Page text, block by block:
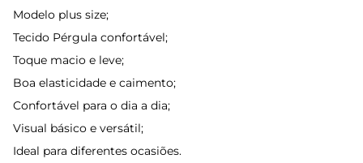
Modelo plus size;
Tecido Pérgula confortável;
Toque macio e leve;
Boa elasticidade e caimento;
Confortável para o dia a dia;
Visual básico e versátil;
Ideal para diferentes ocasiões.